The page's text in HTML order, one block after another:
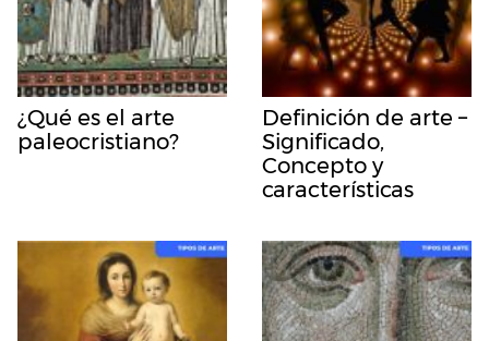
¿Qué es el arte
paleocristiano?
Definición de arte –
Significado,
Concepto y
características